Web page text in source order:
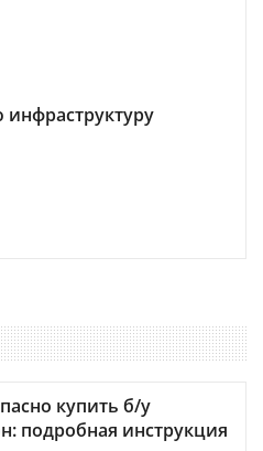
купить б/у
подробная инструкция